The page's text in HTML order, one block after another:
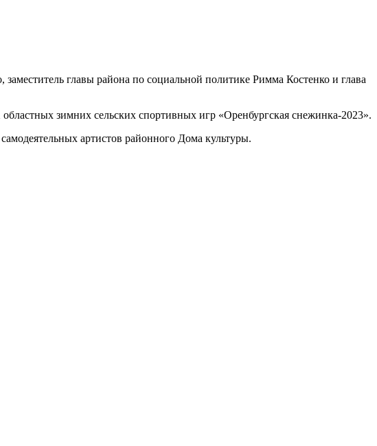
главы района по социальной политике Римма Костенко и глава
зимних сельских спортивных игр «Оренбургская снежинка-2023».
артистов районного Дома культуры.